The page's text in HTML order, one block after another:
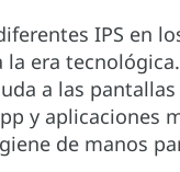
IPS en
era
a las
y aplicaciones
de manos